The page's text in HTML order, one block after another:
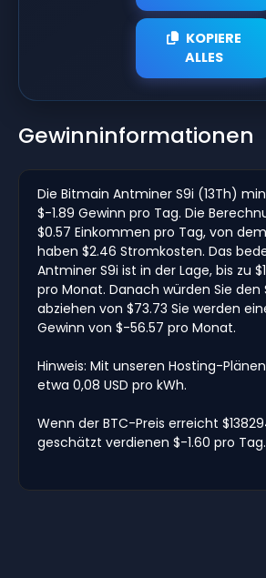
KOPIERE
ALLES
Gewinninformationen
Die Bitmain Antminer S9i (13Th)
$-1.89 Gewinn pro Tag. Die
$0.57 Einkommen pro Tag, von
haben $2.46 Stromkosten. Das
Antminer S9i ist in der Lage, bis zu
pro Monat. Danach würden Sie den
abziehen von $73.73 Sie werden
Gewinn von $-56.57 pro Monat.
Hinweis: Mit unseren Hosting-
etwa 0,08 USD pro kWh.
Wenn der BTC-Preis erreicht
geschätzt verdienen $-1.60 pro Tag.